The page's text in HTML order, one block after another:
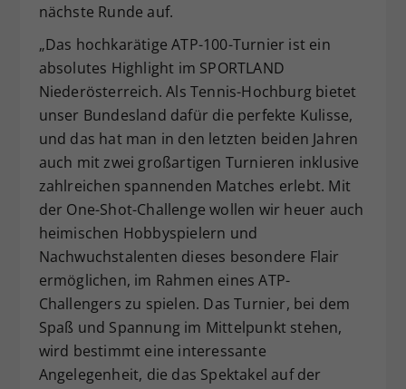
nächste Runde auf.
„Das hochkarätige ATP-100-Turnier ist ein
absolutes Highlight im SPORTLAND
Niederösterreich. Als Tennis-Hochburg bietet
unser Bundesland dafür die perfekte Kulisse,
und das hat man in den letzten beiden Jahren
auch mit zwei großartigen Turnieren inklusive
zahlreichen spannenden Matches erlebt. Mit
der One-Shot-Challenge wollen wir heuer auch
heimischen Hobbyspielern und
Nachwuchstalenten dieses besondere Flair
ermöglichen, im Rahmen eines ATP-
Challengers zu spielen. Das Turnier, bei dem
Spaß und Spannung im Mittelpunkt stehen,
wird bestimmt eine interessante
Angelegenheit, die das Spektakel auf der